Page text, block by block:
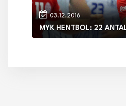
03.12.2016
MYK HENTBOL: 22